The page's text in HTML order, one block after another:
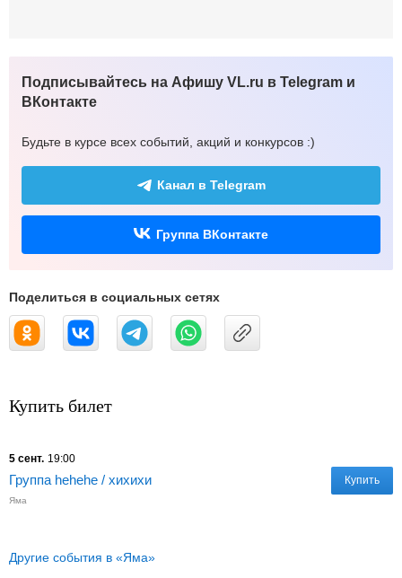
Подписывайтесь на Афишу VL.ru в Telegram и
ВКонтакте
Будьте в курсе всех событий, акций и конкурсов :)
Канал в Telegram
Группа ВКонтакте
Поделиться в социальных сетях
Купить билет
5 сент. 19:00
Группа hehehe / хихихи
Яма
Купить
Другие события в «Яма»